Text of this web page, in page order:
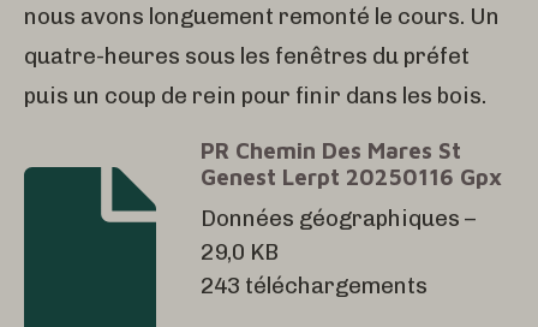
nous avons longuement remonté le cours. Un
quatre-heures sous les fenêtres du préfet
puis un coup de rein pour finir dans les bois.
PR Chemin Des Mares St
Genest Lerpt 20250116 Gpx
Données géographiques –
29,0 KB
243 téléchargements